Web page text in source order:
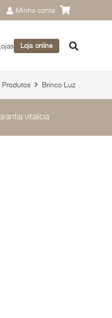
Minha conta
Loja online
Produtos Brinco Luz
vitalícia